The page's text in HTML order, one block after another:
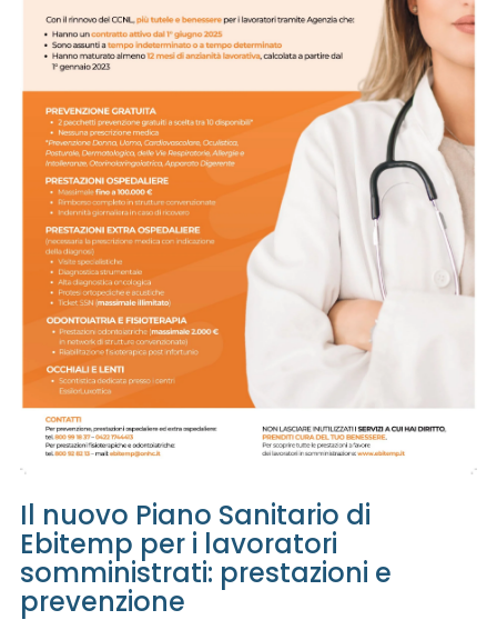
Il nuovo Piano Sanitario di
Ebitemp per i lavoratori
somministrati: prestazioni e
prevenzione